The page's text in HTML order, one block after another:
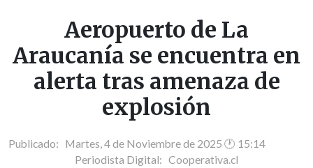
Aeropuerto de La
Araucanía se encuentra en
alerta tras amenaza de
explosión
Publicado: Martes, 4 de Noviembre de 2025 🕐 15:14
Periodista Digital: Cooperativa.cl